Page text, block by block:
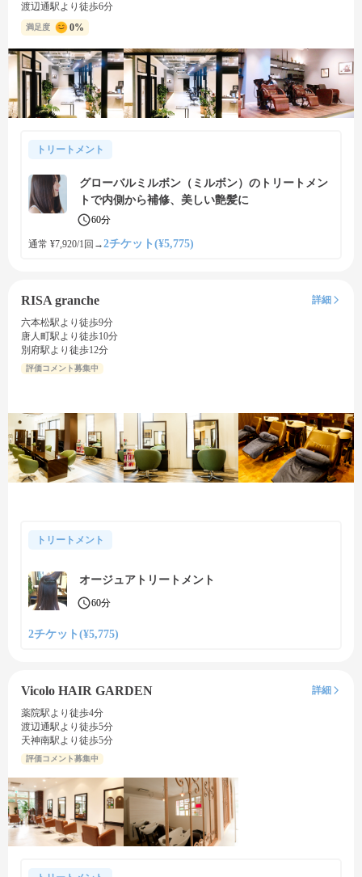
渡辺通駅より徒歩6分
満足度 0%
トリートメント
グローバルミルボン（ミルボン）のトリートメン
トで内側から補修、美しい艶髪に
60分
通常 ¥7,920/1回 →2チケット(¥5,775)
RISA granche
詳細
六本松駅より徒歩9分
唐人町駅より徒歩10分
別府駅より徒歩12分
評価コメント募集中
トリートメント
オージュアトリートメント
60分
2チケット(¥5,775)
Vicolo HAIR GARDEN
詳細
薬院駅より徒歩4分
渡辺通駅より徒歩5分
天神南駅より徒歩5分
評価コメント募集中